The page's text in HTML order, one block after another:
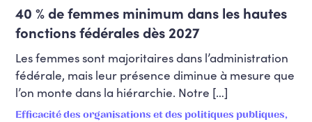
Fiscalité et pouvoir d'achat
FWB
Innovation et digitalisation
Jeunesse
Justice, médiation et aide à la jeunesse
40 % de femmes minimum dans les hautes
fonctions fédérales dès 2027
Les femmes sont majoritaires dans l’administration
fédérale, mais leur présence diminue à mesure que
l’on monte dans la hiérarchie. Notre […]
Efficacité des organisations et des politiques publiques,